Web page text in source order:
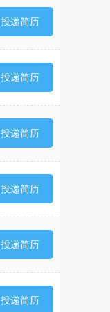
投递简历
投递简历
投递简历
投递简历
投递简历
投递简历